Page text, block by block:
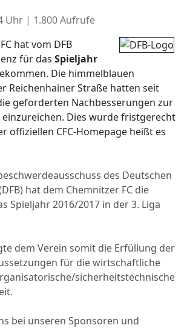
Uhr | 1.800 Aufrufe
hat vom DFB
für das Spieljahr
Die himmelblauen
Reichenhainer Straße hatten seit
geforderten Nachbesserungen zur
einzureichen. Dies wurde fristgerecht
offiziellen CFC-Homepage heißt es
des Deutschen
hat dem Chemnitzer FC die
Spieljahr 2016/2017 in der 3. Liga
dem Verein somit die Erfüllung der
für die wirtschaftliche
sicherheitstechnische
bei unseren Sponsoren und